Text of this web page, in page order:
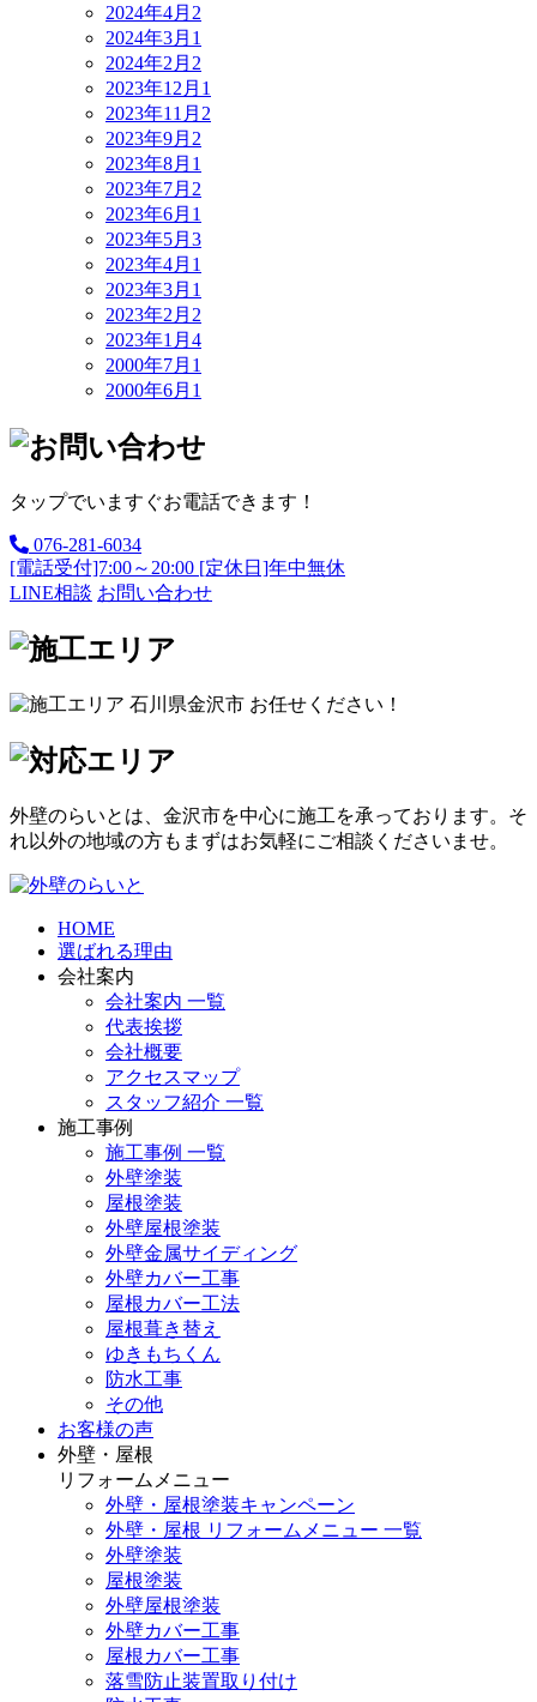
2024年4月 2
2024年3月 1
2024年2月 2
2023年12月 1
2023年11月 2
2023年9月 2
2023年8月 1
2023年7月 2
2023年6月 1
2023年5月 3
2023年4月 1
2023年3月 1
2023年2月 2
2023年1月 4
2000年7月 1
2000年6月 1
タップでいますぐお電話できます！
076-281-6034
[電話受付]7:00～20:00 [定休日]年中無休
LINE相談 お問い合わせ
外壁のらいとは、金沢市を中心に施工を承っております。そ
れ以外の地域の方もまずはお気軽にご相談くださいませ。
HOME
選ばれる理由
会社案内
会社案内 一覧
代表挨拶
会社概要
アクセスマップ
スタッフ紹介 一覧
施工事例
施工事例 一覧
外壁塗装
屋根塗装
外壁屋根塗装
外壁金属サイディング
外壁カバー工事
屋根カバー工法
屋根葺き替え
ゆきもちくん
防水工事
その他
お客様の声
外壁・屋根
リフォームメニュー
外壁・屋根塗装キャンペーン
外壁・屋根 リフォームメニュー 一覧
外壁塗装
屋根塗装
外壁屋根塗装
外壁カバー工事
屋根カバー工事
落雪防止装置取り付け